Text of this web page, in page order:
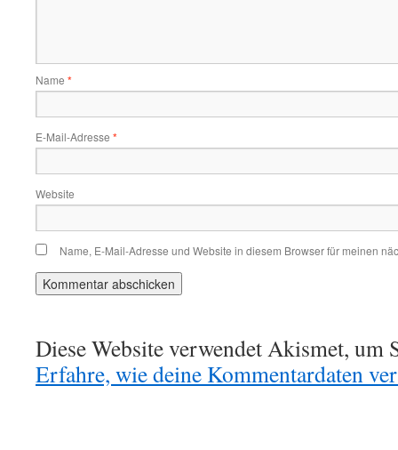
Name *
E-Mail-Adresse *
Website
Name, E-Mail-Adresse und Website in diesem Browser für meinen
Diese Website verwendet Akismet, um
Erfahre, wie deine Kommentardaten